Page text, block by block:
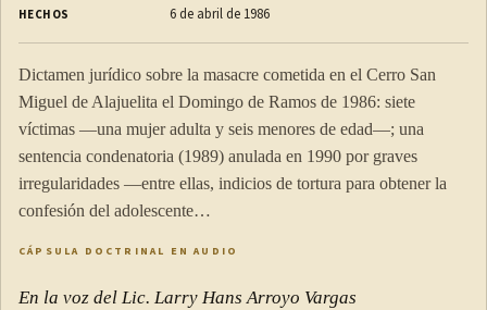
HECHOS 6 de abril de 1986
Dictamen jurídico sobre la masacre cometida en el Cerro San
Miguel de Alajuelita el Domingo de Ramos de 1986: siete
víctimas —una mujer adulta y seis menores de edad—; una
sentencia condenatoria (1989) anulada en 1990 por graves
irregularidades —entre ellas, indicios de tortura para obtener la
confesión del adolescente…
CÁPSULA DOCTRINAL EN AUDIO
En la voz del Lic. Larry Hans Arroyo Vargas